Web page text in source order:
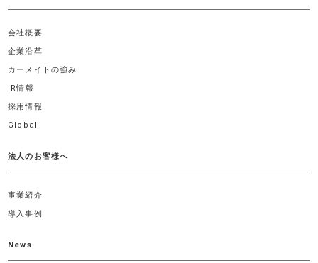
会社概要
企業沿革
カーメイトの強み
IR情報
採用情報
Global
法人のお客様へ
事業紹介
導入事例
News